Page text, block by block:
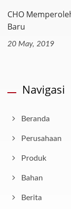
CHO
Baru
20 May, 2019
Navigasi
Beranda
Perusahaan
Produk
Bahan
Berita